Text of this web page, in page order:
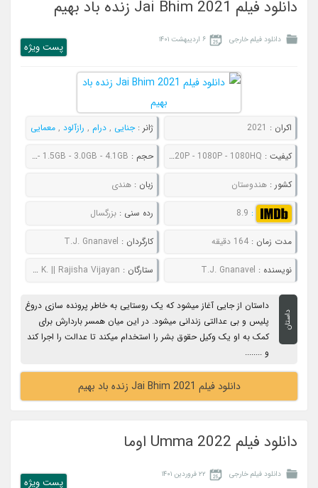
دانلود فیلم Jai Bhim 2021 زنده باد بهیم
دانلود فیلم خارجی ۶ اردیبهشت ۱۴۰۱
پست ويژه
اکران : 2021 ژانر :جنایی , درام , رازآلود , معمایی
کیفیت : 480P - 720P - 1080P - 1080HQ حجم : 1.1GB - 1.5GB - 3.0GB - 4.1GB
کشور :هندوستان زبان : هندی
:
8.9 رده سنی : بزرگسال
مدت زمان :164 دقیقه کارگردان : T.J. Gnanavel
نویسنده : T.J. Gnanavel ستارگان : Suriya || Lijo Mol Jose || Manikandan K. || Rajisha Vijayan
داستان
داستان از جایی آغاز میشود که یک روستایی به خاطر پرونده سازی دروغ
پلیس و بی عدالتی زندانی میشود. در این میان همسر باردارش برای
کمک به او یک وکیل حقوق بشر را استخدام میکند تا عدالت را اجرا کند
و ........
دانلود فیلم Jai Bhim 2021 زنده باد بهیم
دانلود فیلم Umma 2022 اوما
دانلود فیلم خارجی ۲۲ فروردین ۱۴۰۱
پست ويژه